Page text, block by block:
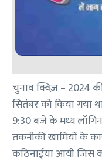
चुनाव क्विज़ – 2024
सितंबर को किया गया
9:30 बजे के मध्य
तकनीकी खामियों के
कठिनाईयां आयीं जिस